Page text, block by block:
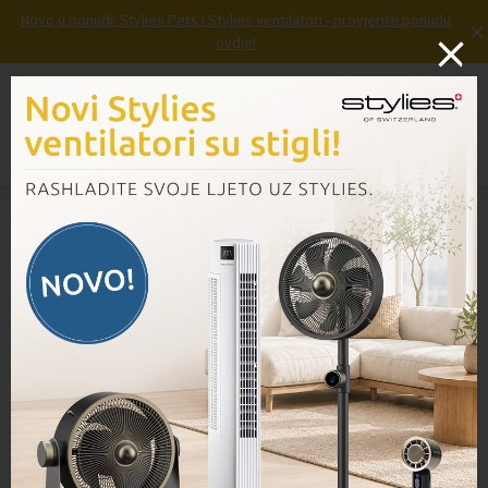
Novo u ponudi: Stylies Pets i Stylies ventilatori - provjerite ponudu
ovdje!
×
Prijava Košarica
Domov
/ Proizvodi / Četka za suho pranje FK360, 2 komada